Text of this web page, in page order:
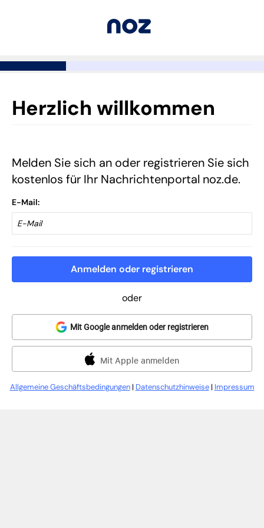
Herzlich willkommen
Melden Sie sich an oder registrieren Sie sich
kostenlos für Ihr Nachrichtenportal noz.de.
E-Mail
Anmelden oder registrieren
oder
Mit Google anmelden oder registrieren
Mit Apple anmelden
Allgemeine Geschäftsbedingungen| Datenschutzhinweise| Impressum